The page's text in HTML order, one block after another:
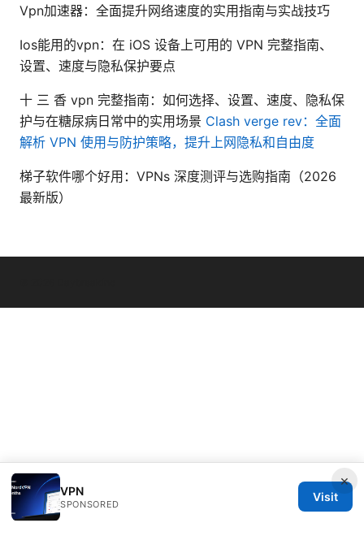
Vpn加速器：全面提升网络速度的实用指南与实战技巧
Ios能用的vpn：在 iOS 设备上可用的 VPN 完整指南、
设置、速度与隐私保护要点
十 三 香 vpn 完整指南：如何选择、设置、速度、隐私保
护与在糖尿病日常中的实用场景 Clash verge rev：全面
解析 VPN 使用与防护策略，提升上网隐私和自由度
梯子软件哪个好用：VPNs 深度测评与选购指南（2026
最新版）
×
VPN
SPONSORED
Visit